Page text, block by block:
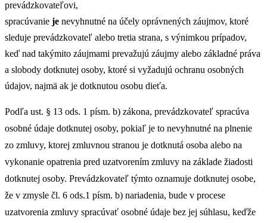
prevádzkovateľovi,
spracúvanie je nevyhnutné na účely oprávnených záujmov, ktoré
sleduje prevádzkovateľ alebo tretia strana, s výnimkou prípadov,
keď nad takýmito záujmami prevažujú záujmy alebo základné práva
a slobody dotknutej osoby, ktoré si vyžadujú ochranu osobných
údajov, najmä ak je dotknutou osobu dieťa.
Podľa ust. § 13 ods. 1 písm. b) zákona, prevádzkovateľ spracúva
osobné údaje dotknutej osoby, pokiaľ je to nevyhnutné na plnenie
zo zmluvy, ktorej zmluvnou stranou je dotknutá osoba alebo na
vykonanie opatrenia pred uzatvorením zmluvy na základe žiadosti
dotknutej osoby. Prevádzkovateľ týmto oznamuje dotknutej osobe,
že v zmysle čl. 6 ods.1 písm. b) nariadenia, bude v procese
uzatvorenia zmluvy spracúvať osobné údaje bez jej súhlasu, keďže